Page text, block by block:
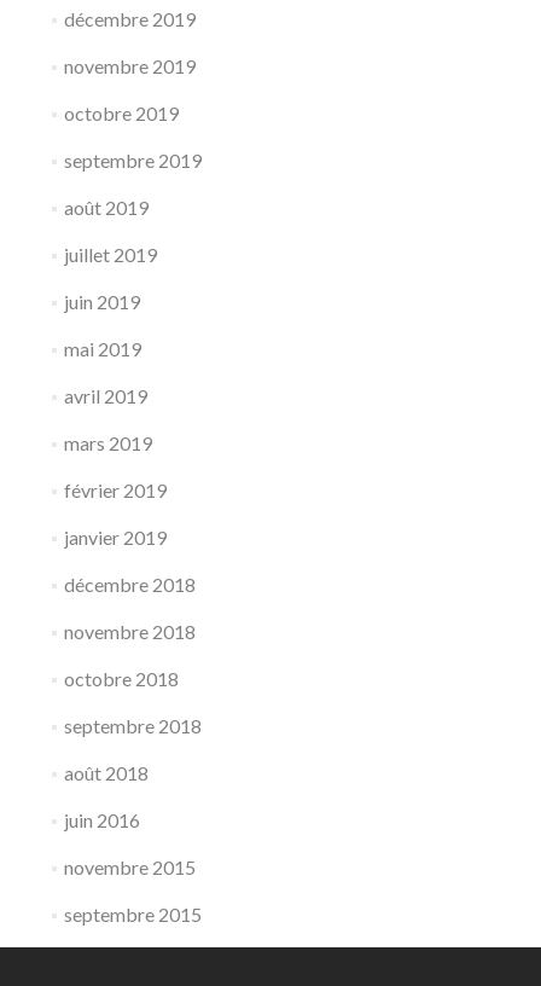
décembre 2019
novembre 2019
octobre 2019
septembre 2019
août 2019
juillet 2019
juin 2019
mai 2019
avril 2019
mars 2019
février 2019
janvier 2019
décembre 2018
novembre 2018
octobre 2018
septembre 2018
août 2018
juin 2016
novembre 2015
septembre 2015